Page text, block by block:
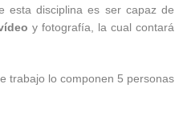
esta disciplina es ser capaz de
y fotografía, la cual contará
trabajo lo componen 5 personas